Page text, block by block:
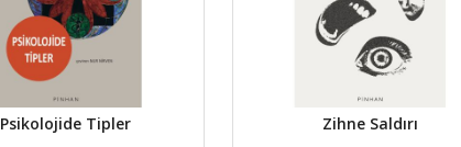
Psikolojide Tipler Zihne Saldırı